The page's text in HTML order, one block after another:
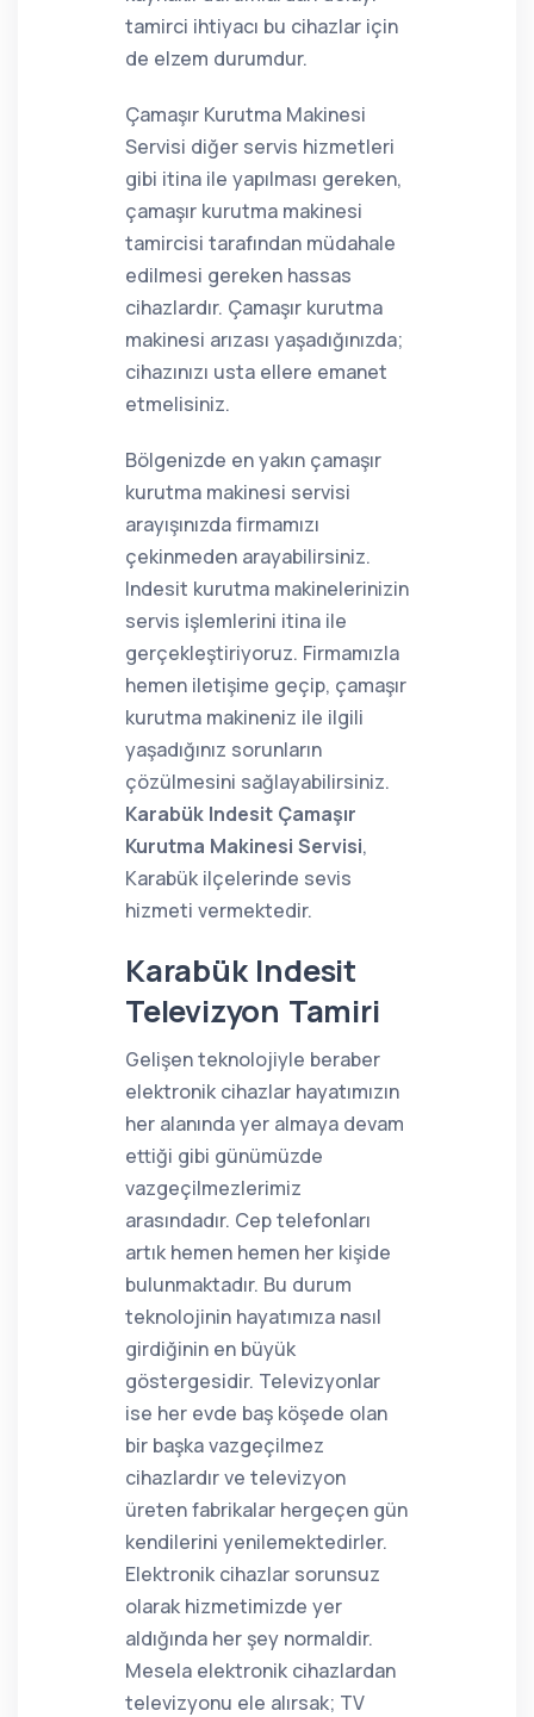
tamirci ihtiyacı bu cihazlar için
de elzem durumdur.
Çamaşır Kurutma Makinesi
Servisi diğer servis hizmetleri
gibi itina ile yapılması gereken,
çamaşır kurutma makinesi
tamircisi tarafından müdahale
edilmesi gereken hassas
cihazlardır. Çamaşır kurutma
makinesi arızası yaşadığınızda;
cihazınızı usta ellere emanet
etmelisiniz.
Bölgenizde en yakın çamaşır
kurutma makinesi servisi
arayışınızda firmamızı
çekinmeden arayabilirsiniz.
Indesit kurutma makinelerinizin
servis işlemlerini itina ile
gerçekleştiriyoruz. Firmamızla
hemen iletişime geçip, çamaşır
kurutma makineniz ile ilgili
yaşadığınız sorunların
çözülmesini sağlayabilirsiniz.
Karabük Indesit Çamaşır
Kurutma Makinesi Servisi,
Karabük ilçelerinde sevis
hizmeti vermektedir.
Karabük Indesit
Televizyon Tamiri
Gelişen teknolojiyle beraber
elektronik cihazlar hayatımızın
her alanında yer almaya devam
ettiği gibi günümüzde
vazgeçilmezlerimiz
arasındadır. Cep telefonları
artık hemen hemen her kişide
bulunmaktadır. Bu durum
teknolojinin hayatımıza nasıl
girdiğinin en büyük
göstergesidir. Televizyonlar
ise her evde baş köşede olan
bir başka vazgeçilmez
cihazlardır ve televizyon
üreten fabrikalar hergeçen gün
kendilerini yenilemektedirler.
Elektronik cihazlar sorunsuz
olarak hizmetimizde yer
aldığında her şey normaldir.
Mesela elektronik cihazlardan
televizyonu ele alırsak; TV